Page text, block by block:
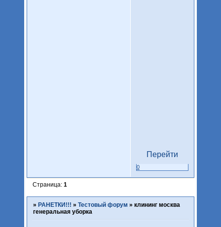
Перейти
0
Страница: 1
» РАНЕТКИ!!! » Тестовый форум » клининг москва
генеральная уборка